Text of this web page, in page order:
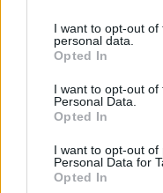
I want to opt-out
personal data.
Opted In
I want to opt-out of
Personal Data.
Opted In
I want to opt-out of
Personal Data for
Opted In
Anne Grete
å det ønsker jeg meg
i ny leilighet i helgen.
er på besøk ❤️